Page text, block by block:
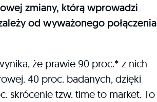
zmiany, którą wprowadzi
od wyważonego połączenia
że prawie 90 proc.* z nich
40 proc. badanych, dzięki
skrócenie tzw. time to market. To